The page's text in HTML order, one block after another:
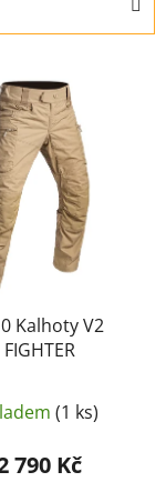
Kalhoty V2
FIGHTER
(1 ks)
790 Kč